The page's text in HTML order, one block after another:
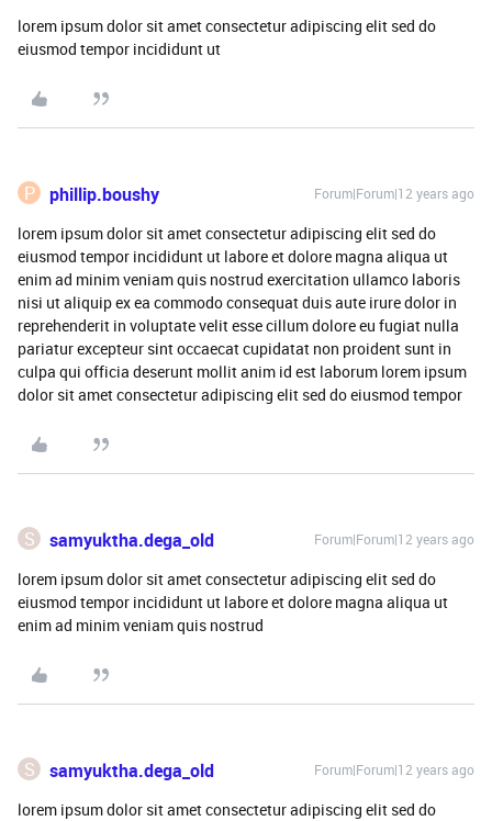
lorem ipsum dolor sit amet consectetur adipiscing elit sed do
eiusmod tempor incididunt ut
P phillip.boushy Forum|Forum|12 years ago
lorem ipsum dolor sit amet consectetur adipiscing elit sed do
eiusmod tempor incididunt ut labore et dolore magna aliqua ut
enim ad minim veniam quis nostrud exercitation ullamco laboris
nisi ut aliquip ex ea commodo consequat duis aute irure dolor in
reprehenderit in voluptate velit esse cillum dolore eu fugiat nulla
pariatur excepteur sint occaecat cupidatat non proident sunt in
culpa qui officia deserunt mollit anim id est laborum lorem ipsum
dolor sit amet consectetur adipiscing elit sed do eiusmod tempor
S samyuktha.dega_old Forum|Forum|12 years ago
lorem ipsum dolor sit amet consectetur adipiscing elit sed do
eiusmod tempor incididunt ut labore et dolore magna aliqua ut
enim ad minim veniam quis nostrud
S samyuktha.dega_old Forum|Forum|12 years ago
lorem ipsum dolor sit amet consectetur adipiscing elit sed do